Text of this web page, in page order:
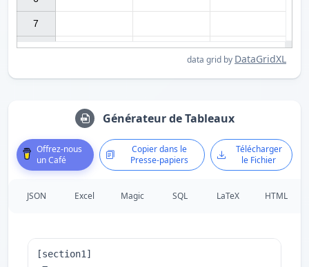
data grid by DataGridXL
7
Générateur de Tableaux
Offrez-nous
un Café
Copier dans le
Presse-papiers
Télécharger
le Fichier
JSON Excel Magic SQL LaTeX HTML